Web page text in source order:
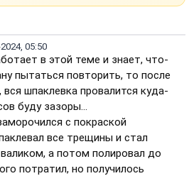
05:50
в этой теме и знает, что-
пытаться повторить, то после
шпаклевка провалится куда-
буду зазоры...
с покраской
все трещины и стал
а потом полировал до
потратил, но получилось